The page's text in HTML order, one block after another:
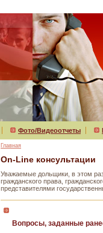
Фото/Видеоотчеты
Главная
On-Line консультации
Уважаемые дольщики, в этом
гражданского права,
представителями
Вопросы, заданные